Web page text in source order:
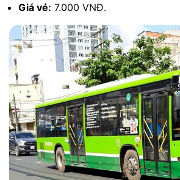
Giá vé: 7.000 VNĐ.